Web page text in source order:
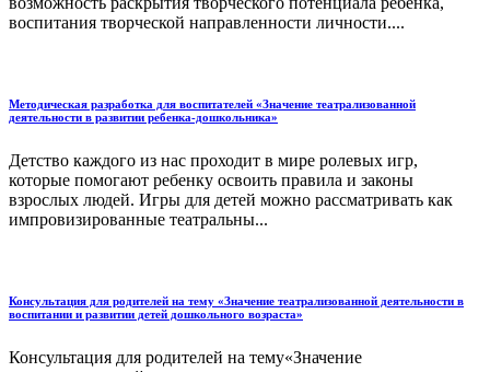
воспитания творческой направленности личности....
Методическая разработка для воспитателей «Значение театрализованной
деятельности в развитии ребенка-дошкольника»
Детство каждого из нас проходит в мире ролевых игр,
которые помогают ребенку освоить правила и законы
взрослых людей. Игры для детей можно рассматривать как
импровизированные театральны...
Консультация для родителей на тему «Значение театрализованной деятельности в
воспитании и развитии детей дошкольного возраста»
Консультация для родителей на тему«Значение